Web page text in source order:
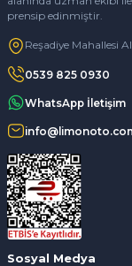
prensip edinmiştir.
Reşadiye Mahallesi
0539 825 0930
WhatsApp İletişim
Sosyal Medya